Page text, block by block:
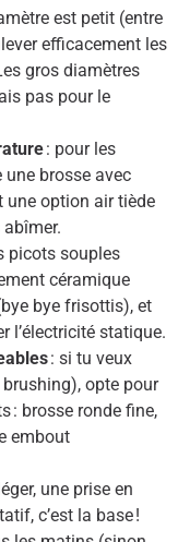
est petit (entre
efficacement les
gros diamètres
pas pour le
: pour les
brosse avec
une option air tiède
picots souples
céramique
bye frisottis), et
l’électricité statique.
: si tu veux
opte pour
: brosse ronde fine,
embout
une prise en
c’est la base !